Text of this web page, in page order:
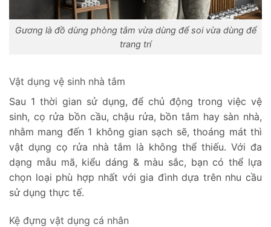
Gương là đồ dùng phòng tắm vừa dùng để soi vừa dùng để
trang trí
Vật dụng vệ sinh nhà tắm
Sau 1 thời gian sử dụng, để chủ động trong việc vệ
sinh, cọ rửa bồn cầu, chậu rửa, bồn tắm hay sàn nhà,
nhằm mang đến 1 không gian sạch sẽ, thoáng mát thì
vật dụng cọ rửa nhà tắm là không thể thiếu. Với đa
dạng mẫu mã, kiểu dáng & màu sắc, bạn có thể lựa
chọn loại phù hợp nhất với gia đình dựa trên nhu cầu
sử dụng thực tế.
Kệ đựng vật dụng cá nhân